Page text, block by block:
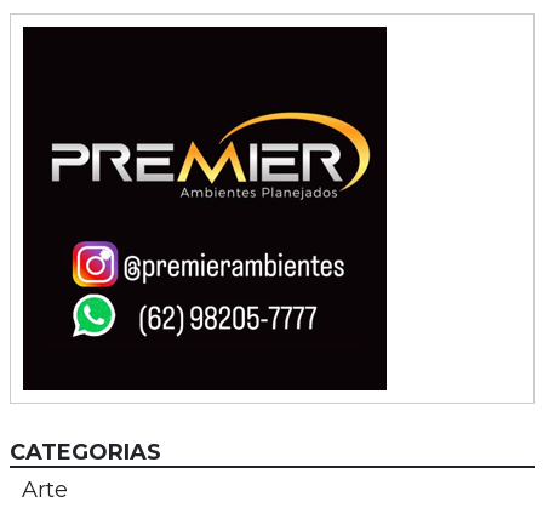
CATEGORIAS
Arte